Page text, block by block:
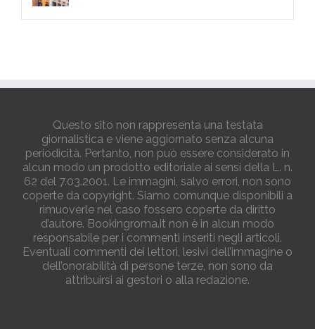
Questo sito non rappresenta una testata
giornalistica e viene aggiornato senza alcuna
periodicità. Pertanto, non può essere considerato in
alcun modo un prodotto editoriale ai sensi della L. n.
62 del 7.03.2001. Le immagini, salvo errori, non sono
coperte da copyright. Siamo comunque disponibili a
rimuoverle nel caso fossero coperte da diritto
d’autore. Bookingroma.it non è in alcun modo
responsabile per i commenti inseriti negli articoli.
Eventuali commenti dei lettori, lesivi dell’immagine o
dell’onorabilità di persone terze, non sono da
attribuirsi ai gestori o alla redazione.